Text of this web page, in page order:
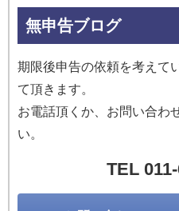
無申告ブログ
期限後申告の依頼を考えて
て頂きます。
お電話頂くか、お問い合わ
い。
TEL